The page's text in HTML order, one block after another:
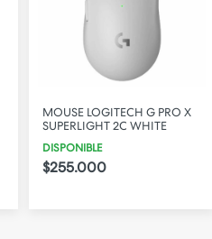
MOUSE LOGITECH G PRO X
SUPERLIGHT 2C WHITE
DISPONIBLE
$255.000